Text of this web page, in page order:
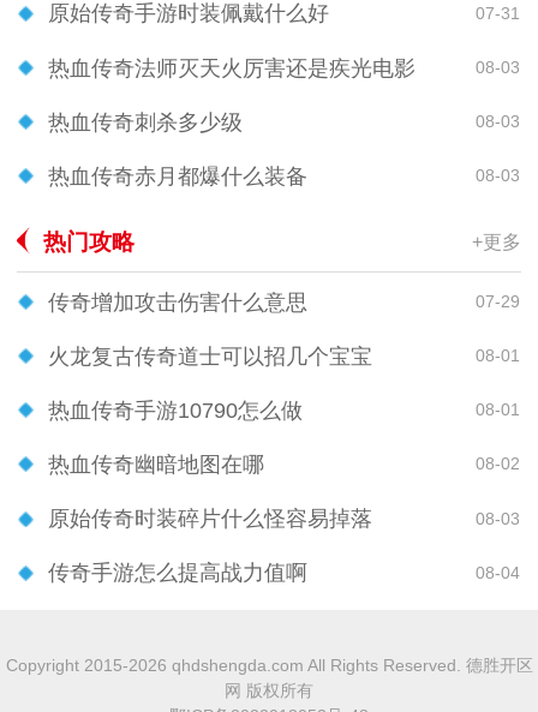
原始传奇手游时装佩戴什么好 07-31
热血传奇法师灭天火厉害还是疾光电影 08-03
热血传奇刺杀多少级 08-03
热血传奇赤月都爆什么装备 08-03
热门攻略 +更多
传奇增加攻击伤害什么意思 07-29
火龙复古传奇道士可以招几个宝宝 08-01
热血传奇手游10790怎么做 08-01
热血传奇幽暗地图在哪 08-02
原始传奇时装碎片什么怪容易掉落 08-03
传奇手游怎么提高战力值啊 08-04
Copyright 2015-2026 qhdshengda.com All Rights Reserved. 德胜开区
网 版权所有